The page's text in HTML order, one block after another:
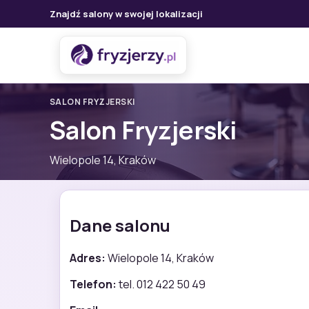
Znajdź salony w swojej lokalizacji
SALON FRYZJERSKI
Salon Fryzjerski
Wielopole 14, Kraków
Dane salonu
Adres: Wielopole 14, Kraków
Telefon: tel. 012 422 50 49